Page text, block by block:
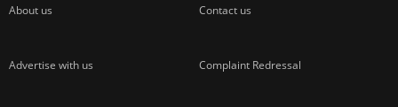
About us Contact us
Advertise with us Complaint Redressal